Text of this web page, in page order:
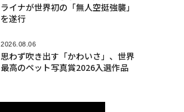
ライナが世界初の「無人空挺強襲」
を遂行
2026.08.06
思わず吹き出す「かわいさ」、世界
最高のペット写真賞2026入選作品